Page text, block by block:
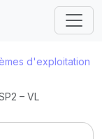
d'exploitation
– VL